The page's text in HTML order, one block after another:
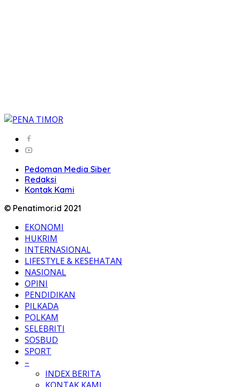
Pedoman Media Siber
Redaksi
Kontak Kami
© Penatimor.id 2021
EKONOMI
HUKRIM
INTERNASIONAL
LIFESTYLE & KESEHATAN
NASIONAL
OPINI
PENDIDIKAN
PILKADA
POLKAM
SELEBRITI
SOSBUD
SPORT
–
INDEX BERITA